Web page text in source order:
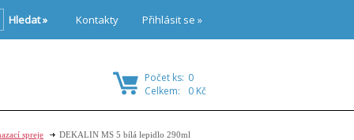
spreje
DEKALIN MS 5 bílá lepidlo 290ml
Přihlásit se »
Kontakty
Hledat »
Počet ks: 0
Celkem:
0 Kč